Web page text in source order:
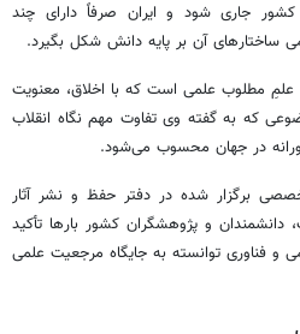
جاری شود و ایران صرفاً دارای چند
ساختارهای آن بر پایه دانش شکل بگیرد.
علمِ مطلوب علمی است که با اخلاق، معنویت
که به گفته وی تفاوت مهم نگاه انقلاب
در جهان محسوب می‌شود.
برگزار شده در دفتر حفظ و نشر آثار
و پژوهشگران کشور بارها تأکید
و فناوری توانسته به جایگاه مرجعیت علمی